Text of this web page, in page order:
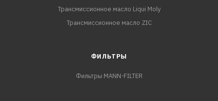
Трансмиссионное масло Liqui Moly
Трансмиссионное масло ZIC
ФИЛЬТРЫ
Фильтры MANN-FILTER